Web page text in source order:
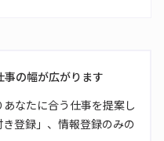
の幅が広がります
なたに合う仕事を提案し
登録」、情報登録のみの